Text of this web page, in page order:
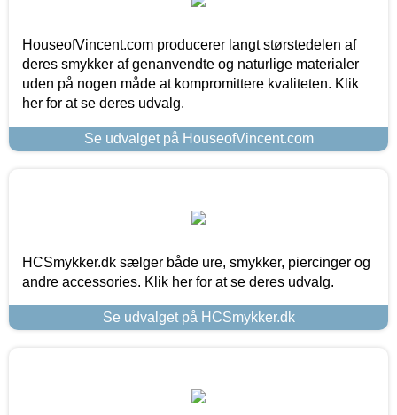
HouseofVincent.com producerer langt størstedelen af
deres smykker af genanvendte og naturlige materialer
uden på nogen måde at kompromittere kvaliteten. Klik
her for at se deres udvalg.
Se udvalget på HouseofVincent.com
HCSmykker.dk sælger både ure, smykker, piercinger og
andre accessories. Klik her for at se deres udvalg.
Se udvalget på HCSmykker.dk